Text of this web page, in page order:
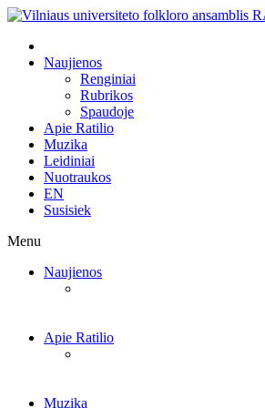
Naujienos
Renginiai
Rubrikos
Spaudoje
Apie Ratilio
Muzika
Leidiniai
Nuotraukos
EN
Susisiek
Menu
Naujienos
Apie Ratilio
Muzika